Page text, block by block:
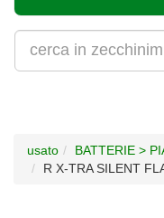
usato BATTERIE >
R X-TRA SILENT